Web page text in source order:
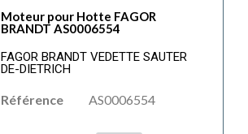
Moteur pour Hotte FAGOR
BRANDT AS0006554
FAGOR BRANDT VEDETTE SAUTER
DE-DIETRICH
Référence AS0006554